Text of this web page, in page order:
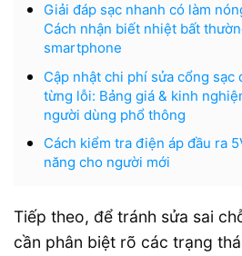
Giải đáp sạc nhanh có làm
Cách nhận biết nhiệt bất
smartphone
Cập nhật chi phí sửa cổng
từng lỗi: Bảng giá & kinh
người dùng phổ thông
Cách kiểm tra điện áp đầu ra
năng cho người mới
Tiếp theo, để tránh sửa sai
cần phân biệt rõ các trạng